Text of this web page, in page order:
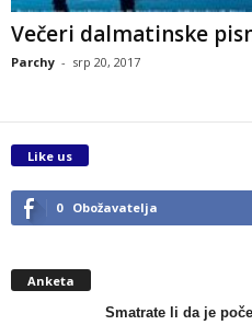
Večeri dalmatinske
Parchy - srp 20, 2017
Like us
0 Obožavatelja
Anketa
Smatrate li da je